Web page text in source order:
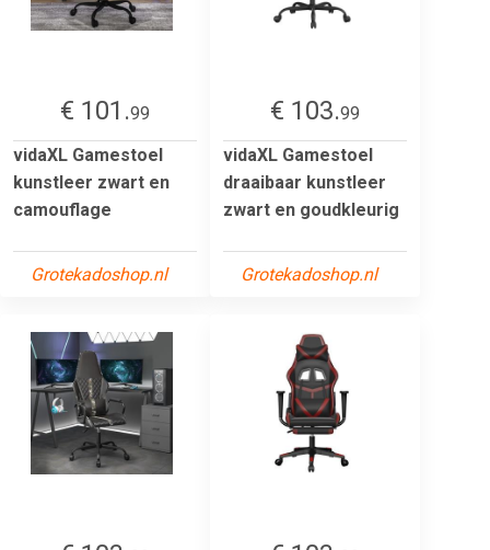
€ 101.99
vidaXL Gamestoel
kunstleer zwart en
camouflage
Grotekadoshop.nl
€ 103.99
vidaXL Gamestoel
draaibaar kunstleer
zwart en goudkleurig
Grotekadoshop.nl